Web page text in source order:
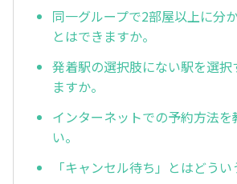
同一グループで2部屋以上に分
とはできますか。
発着駅の選択肢にない駅を選択
ますか。
インターネットでの予約方法を
い。
「キャンセル待ち」とはどうい